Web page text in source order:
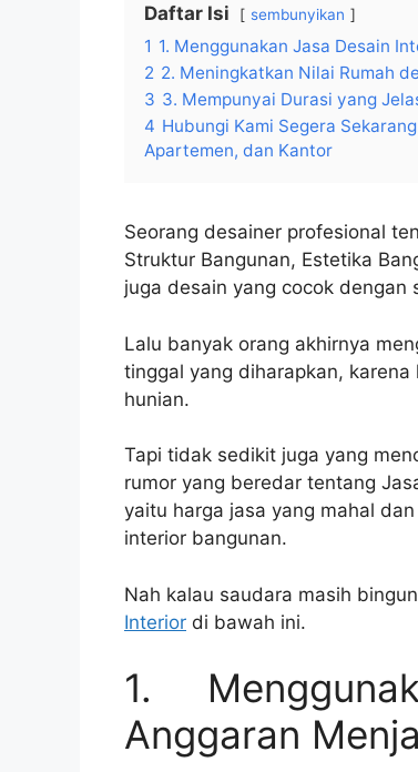
Daftar Isi sembunyikan
1 1. Menggunakan Jasa Desain
2 2. Meningkatkan Nilai Rumah
3 3. Mempunyai Durasi yang
4 Hubungi Kami Segera
Apartemen, dan Kantor
Seorang desainer profesional
Struktur Bangunan, Estetika
juga desain yang cocok dengan
Lalu banyak orang akhirnya
tinggal yang diharapkan,
hunian.
Tapi tidak sedikit juga yang
rumor yang beredar tentang
yaitu harga jasa yang mahal
interior bangunan.
Nah kalau saudara masih
Interior di bawah ini.
1.
Anggaran